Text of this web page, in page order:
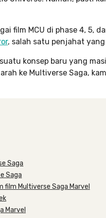
film MCU di phase 4, 5,
, salah satu penjahat
konsep baru yang
ke Multiverse Saga,
Saga
Saga
film Multiverse Saga Marvel
Marvel